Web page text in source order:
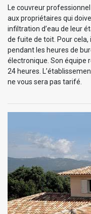
Le couvreur
aux propriétaires qui
infiltration d’eau de leur
de fuite de toit. Pour
pendant les heures de
électronique. Son équipe
24 heures.
ne vous sera pas tarifé.